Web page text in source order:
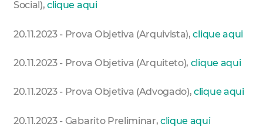
Social),clique aqui
20.11.2023 - Prova Objetiva (Arquivista),clique aqui
20.11.2023 - Prova Objetiva (Arquiteto), clique aqui
20.11.2023 - Prova Objetiva (Advogado),clique aqui
20.11.2023 - Gabarito Preliminar,clique aqui